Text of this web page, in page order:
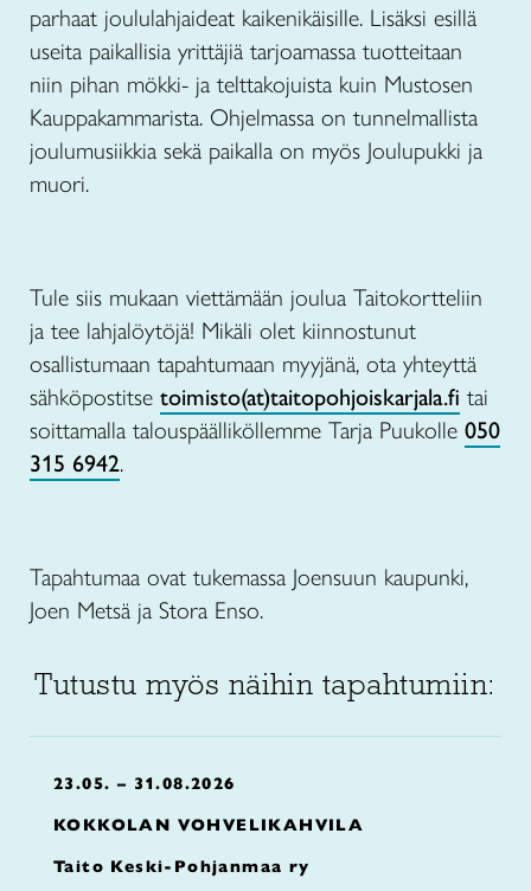
parhaat joululahjaideat kaikenikäisille. Lisäksi esillä
useita paikallisia yrittäjiä tarjoamassa tuotteitaan
niin pihan mökki- ja telttakojuista kuin Mustosen
Kauppakammarista. Ohjelmassa on tunnelmallista
joulumusiikkia sekä paikalla on myös Joulupukki ja
muori.
Tule siis mukaan viettämään joulua Taitokortteliin
ja tee lahjalöytöjä! Mikäli olet kiinnostunut
osallistumaan tapahtumaan myyjänä, ota yhteyttä
sähköpostitse toimisto(at)taitopohjoiskarjala.fi tai
soittamalla talouspäälliköllemme Tarja Puukolle 050
315 6942.
Tapahtumaa ovat tukemassa Joensuun kaupunki,
Joen Metsä ja Stora Enso.
Tutustu myös näihin tapahtumiin:
23.05. – 31.08.2026
KOKKOLAN VOHVELIKAHVILA
Taito Keski-Pohjanmaa ry